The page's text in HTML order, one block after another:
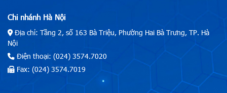
Chi nhánh Hà Nội
Địa chỉ: Tầng 2, số 163 Bà Triệu, Phường Hai Bà Trưng, TP. Hà
Nội
Điện thoại: (024) 3574.7020
Fax: (024) 3574.7019